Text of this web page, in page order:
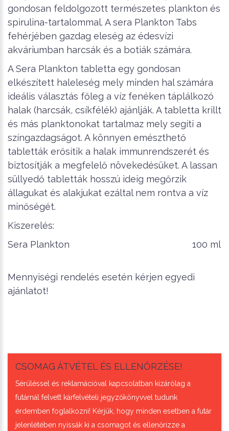
gondosan feldolgozott természetes plankton és
spirulina-tartalommal. A sera Plankton Tabs
fehérjében gazdag eleség az édesvízi
akváriumban harcsák és a botiák számára.
A Sera Plankton tabletta egy gondosan
elkészített haleleség mely minden hal számára
ideális választás főleg a víz fenéken táplálkozó
halak (harcsák, csíkfélék) ajánlják. A tabletta krillt
és más planktonokat tartalmaz mely segíti a
színgazdagságot. A könnyen emészthető
tabletták erősítik a halak immunrendszerét és
biztosítják a megfelelő növekedésüket. A lassan
süllyedő tabletták hosszú ideig megőrzik
állagukat és alakjukat ezáltal nem rontva a víz
minőségét.
Kiszerelés:
Sera Plankton 100 ml
Mennyiségi rendelés esetén kérjen egyedi
ajánlatot!
CSOMAG ÁTVÉTEL ÉS ELLENŐRZÉSE!
Sérüléssel és reklamációval kapcsolatban kizárólag a
futárnál felvett kárfelvételi jegyzőkönyvvel tudunk
érdemben foglalkozni! Kérjük, hogy minden esetben a futár
jelenlétében nyissák ki a csomagot és ellenőrizze a